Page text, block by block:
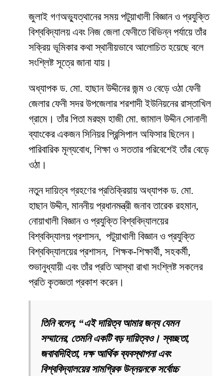
জুলাই গণঅভ্যুত্থানের সময় পটুয়াখালী বিজ্ঞান ও প্রযুক্তি
বিশ্ববিদ্যালয় এবং নিজ জেলা ফেনীতে বিভিন্ন পর্যায়ে তাঁর
সক্রিয় ভূমিকার কথা স্থানীয়ভাবে আলোচিত হয়েছে বলে
সংশ্লিষ্ট সূত্রে জানা যায়।
অধ্যাপক ড. মো. হাছান উদ্দীনের জন্ম ও বেড়ে ওঠা ফেনী
জেলার ফেনী সদর উপজেলার শরশাদী ইউনিয়নের রাস্তাখিল
গ্রামে। তাঁর পিতা মরহুম হাজী মো. জামাল উদ্দীন সোনালী
ব্যাংকের একজন সিনিয়র প্রিন্সিপাল অফিসার ছিলেন।
পারিবারিক মূল্যবোধ, শিক্ষা ও সততার পরিবেশেই তাঁর বেড়ে
ওঠা।
নতুন দায়িত্ব গ্রহণের প্রতিক্রিয়ায় অধ্যাপক ড. মো.
হাছান উদ্দীন, মাননীয় প্রধানমন্ত্রী জনাব তারেক রহমান,
নোয়াখালী বিজ্ঞান ও প্রযুক্তি বিশ্ববিদ্যালয়ের
বিশ্ববিদ্যালয় প্রশাসন, পটুয়াখালী বিজ্ঞান ও প্রযুক্তি
বিশ্ববিদ্যালয়ের প্রশাসন, শিক্ষক-শিক্ষার্থী, সহকর্মী,
শুভানুধ্যায়ী এবং তাঁর প্রতি আস্থা রাখা সংশ্লিষ্ট সকলের
প্রতি কৃতজ্ঞতা প্রকাশ করেন।
তিনি বলেন, “এই দায়িত্ব আমার জন্য যেমন
সম্মানের, তেমনি একটি বড় দায়িত্বও। স্বচ্ছতা,
জবাবদিহিতা, দক্ষ আর্থিক ব্যবস্থাপনা এবং
বিশ্ববিদ্যালয়ের সামগ্রিক উন্নয়নকে সর্বোচ্চ